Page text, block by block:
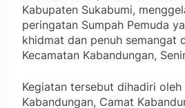
Kabupaten Sukabumi,
peringatan Sumpah Pemuda
khidmat dan penuh semangat
Kecamatan Kabandungan,
Kegiatan tersebut dihadiri
Kabandungan, Camat